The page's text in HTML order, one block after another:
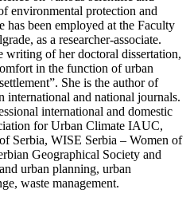
environmental protection and
has been employed at the Faculty
as a researcher-associate.
writing of her doctoral dissertation,
in the function of urban
She is the author of
international and national journals.
international and domestic
for Urban Climate IAUC,
Serbia, WISE Serbia – Women of
Geographical Society and
urban planning, urban
waste management.